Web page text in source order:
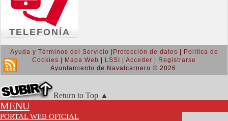
TELEFONÍA
Ayuda y Términos del Servicio Protección de datos
Política de
Cookies
Mapa Web LSSI Acceder
Registrarse
Ayuntamiento de Navalcarnero © 2026.
Return to Top ▲
MENU
PORTAL WEB OFICIAL